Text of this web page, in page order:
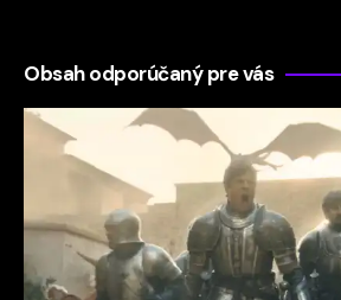
Obsah odporúčaný pre vás